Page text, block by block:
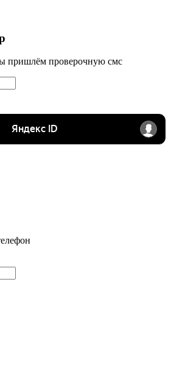
пришлём проверочную смс